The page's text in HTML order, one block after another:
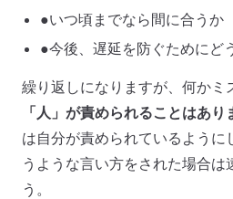
●いつ頃までなら間に合うか
●今後、遅延を防ぐためにど
繰り返しになりますが、何かミ
「人」が責められることはあり
は自分が責められているよう
うような言い方をされた場合は
う。